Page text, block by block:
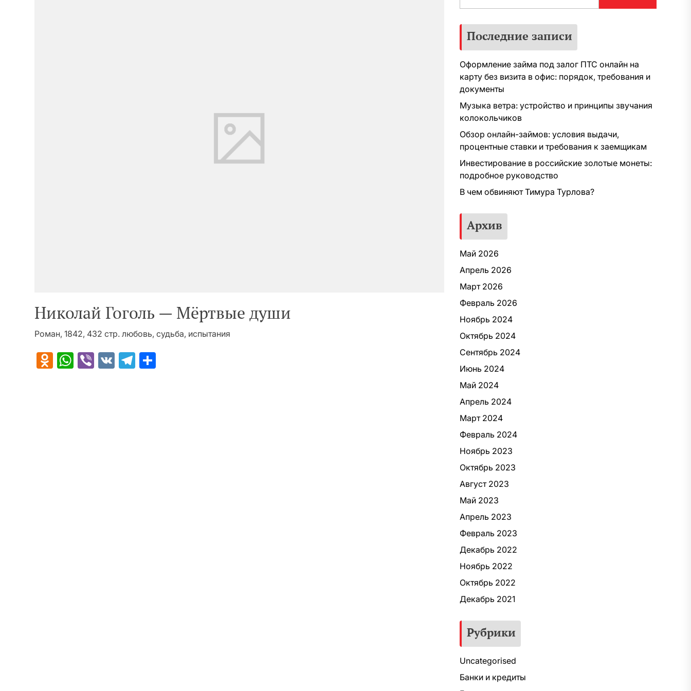
Николай Гоголь — Мёртвые души
Роман, 1842, 432 стр. любовь, судьба, испытания
Odnoklassniki
WhatsApp
Viber
VK Telegram
Последние записи
Оформление займа под залог ПТС онлайн на
карту без визита в офис: порядок, требования и
документы
Музыка ветра: устройство и принципы звучания
колокольчиков
Обзор онлайн-займов: условия выдачи,
процентные ставки и требования к заемщикам
Инвестирование в российские золотые монеты:
подробное руководство
В чем обвиняют Тимура Турлова?
Архив
Май 2026
Апрель 2026
Март 2026
Февраль 2026
Ноябрь 2024
Октябрь 2024
Сентябрь 2024
Июнь 2024
Май 2024
Апрель 2024
Март 2024
Февраль 2024
Ноябрь 2023
Октябрь 2023
Август 2023
Май 2023
Апрель 2023
Февраль 2023
Декабрь 2022
Ноябрь 2022
Октябрь 2022
Декабрь 2021
Рубрики
Uncategorised
Банки и кредиты